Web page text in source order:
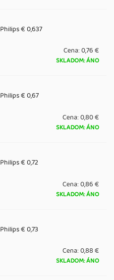
€ 0,637
Cena:0,76 €
SKLADOM: ÁNO
€ 0,67
Cena:0,80 €
SKLADOM: ÁNO
€ 0,72
Cena:0,86 €
SKLADOM: ÁNO
€ 0,73
Cena:0,88 €
SKLADOM: ÁNO